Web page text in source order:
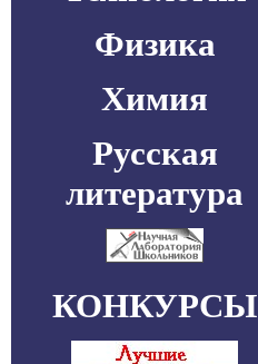
Физика
Химия
Русская
литература
КОНКУРСЫ